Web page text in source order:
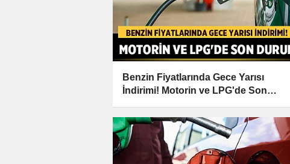
Benzin Fiyatlarında Gece Yarısı
İndirimi! Motorin ve LPG'de Son